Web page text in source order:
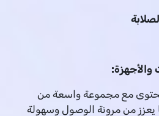
مع مجموعة واسعة من
يعزز من مرونة الوصول وسهولة